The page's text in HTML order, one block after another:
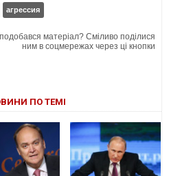
агрессия
матеріал? Сміливо поділися
ним в соцмережах через ці кнопки
ПО ТЕМІ